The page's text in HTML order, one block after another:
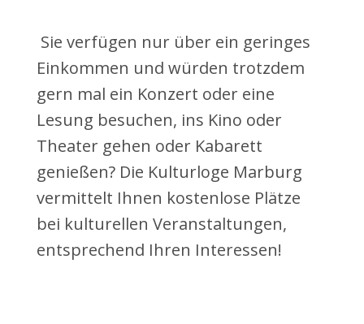
Sie verfügen nur über ein geringes
Einkommen und würden trotzdem
gern mal ein Konzert oder eine
Lesung besuchen, ins Kino oder
Theater gehen oder Kabarett
genießen? Die Kulturloge Marburg
vermittelt Ihnen kostenlose Plätze
bei kulturellen Veranstaltungen,
entsprechend Ihren Interessen!